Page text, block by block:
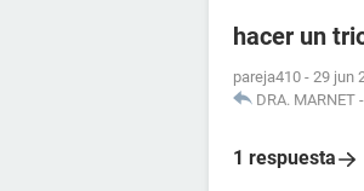
hacer un
pareja410 - 29 jun
DRA. MARNET -
1 respuesta